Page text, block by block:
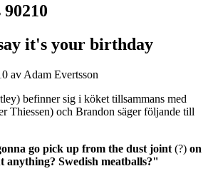
it's your birthday
av Adam Evertsson
befinner sig i köket tillsammans med
Thiessen) och Brandon säger följande till
go pick up from the dust joint (?) on
anything? Swedish meatballs?"